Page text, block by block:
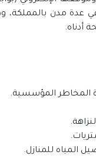
في عدة مدن
أدناه.
المخاطر المؤسسية.
المياه للمنازل.